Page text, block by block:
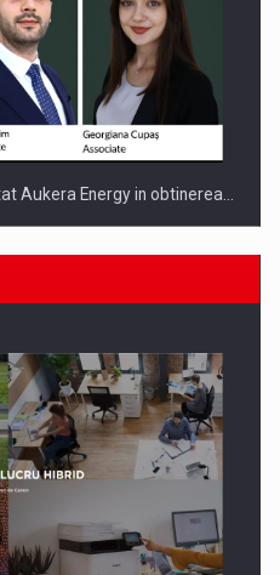
Aukera Energy in obtinerea…
DE AFACERI, ACADEMIC